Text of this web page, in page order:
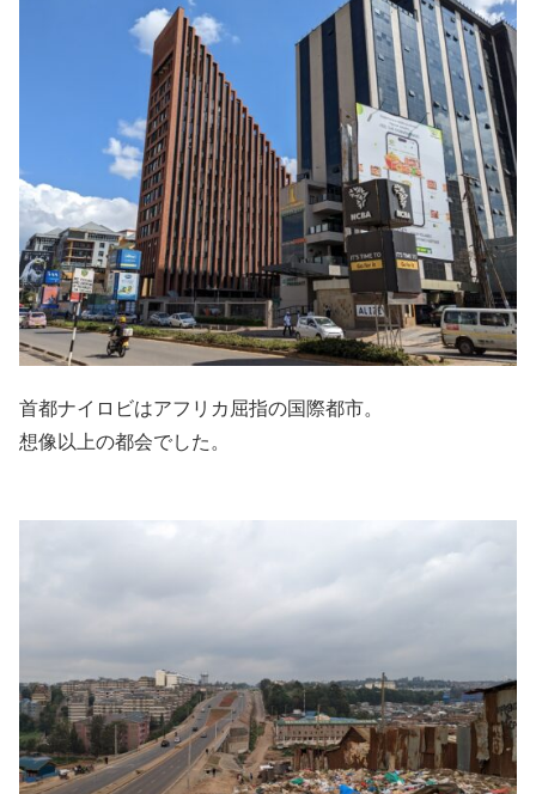
首都ナイロビはアフリカ屈指の国際都市。
想像以上の都会でした。